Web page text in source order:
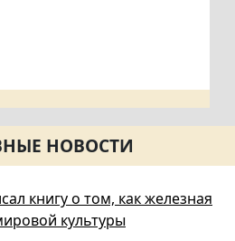
НОВОСТИ
книгу о том, как железная
культуры